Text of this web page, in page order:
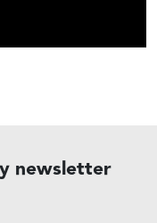
newsletter